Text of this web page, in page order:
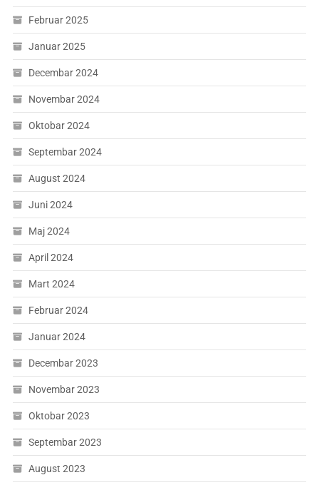
Februar 2025
Januar 2025
Decembar 2024
Novembar 2024
Oktobar 2024
Septembar 2024
August 2024
Juni 2024
Maj 2024
April 2024
Mart 2024
Februar 2024
Januar 2024
Decembar 2023
Novembar 2023
Oktobar 2023
Septembar 2023
August 2023